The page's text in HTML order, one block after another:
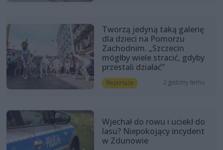
Tworzą jedyną taką galerię
dla dzieci na Pomorzu
Zachodnim. „Szczecin
mógłby wiele stracić, gdyby
przestali działać”
Reportaże 2 godziny temu
Wjechał do rowu i uciekł do
lasu? Niepokojący incydent
w Zdunowie